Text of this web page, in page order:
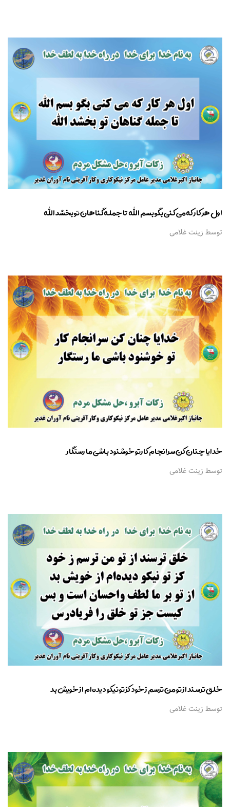
اول هر کار که می کنی بگو بسم الله تا جمله گناهان تو بخشد الله
توسط زینت غلامی
خدایا چنان کن سرانجام کارتو خوشنود باشی ما رستگار
توسط زینت غلامی
خلق ترسند از تو من ترسم ز خود کز تو نیکو دیده‌ام از خویش بد
توسط زینت غلامی